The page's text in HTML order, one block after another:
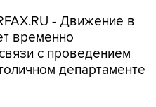
- Движение в
временно
с проведением
департаменте